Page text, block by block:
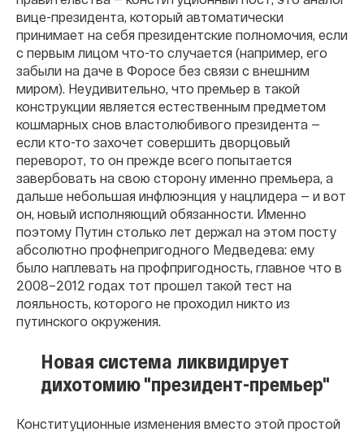
вице-президента, который автоматически
принимает на себя президентские полномочия, если
с первым лицом что-то случается (например, его
забыли на даче в Форосе без связи с внешним
миром). Неудивительно, что премьер в такой
конструкции является естественным предметом
кошмарных снов властолюбивого президента —
если кто-то захочет совершить дворцовый
переворот, то он прежде всего попытается
завербовать на свою сторону именно премьера, а
дальше небольшая инфлюэнция у нацлидера — и вот
он, новый исполняющий обязанности. Именно
поэтому Путин столько лет держал на этом посту
абсолютно профнепригодного Медведева: ему
было наплевать на профпригодность, главное что в
2008–2012 годах тот прошел такой тест на
лояльность, которого не проходил никто из
путинского окружения.
Новая система ликвидирует
дихотомию "президент-премьер"
Конституционные изменения вместо этой простой